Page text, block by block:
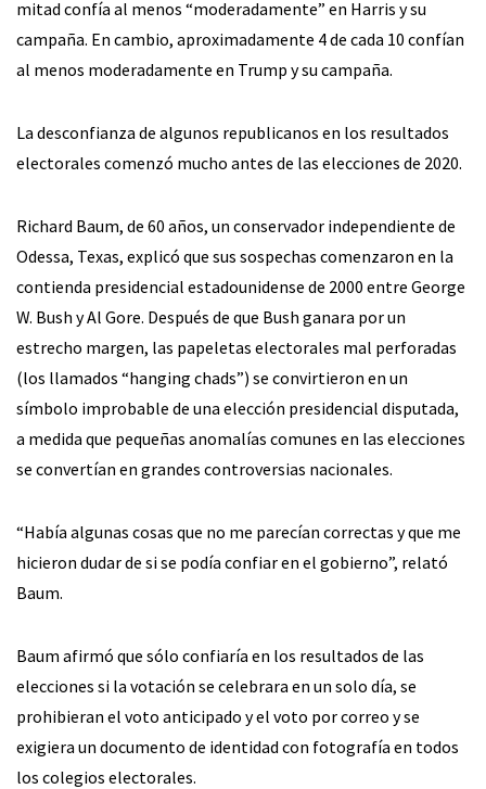
mitad confía al menos “moderadamente” en Harris y su
campaña. En cambio, aproximadamente 4 de cada 10 confían
al menos moderadamente en Trump y su campaña.
La desconfianza de algunos republicanos en los resultados
electorales comenzó mucho antes de las elecciones de 2020.
Richard Baum, de 60 años, un conservador independiente de
Odessa, Texas, explicó que sus sospechas comenzaron en la
contienda presidencial estadounidense de 2000 entre George
W. Bush y Al Gore. Después de que Bush ganara por un
estrecho margen, las papeletas electorales mal perforadas
(los llamados “hanging chads”) se convirtieron en un
símbolo improbable de una elección presidencial disputada,
a medida que pequeñas anomalías comunes en las elecciones
se convertían en grandes controversias nacionales.
“Había algunas cosas que no me parecían correctas y que me
hicieron dudar de si se podía confiar en el gobierno”, relató
Baum.
Baum afirmó que sólo confiaría en los resultados de las
elecciones si la votación se celebrara en un solo día, se
prohibieran el voto anticipado y el voto por correo y se
exigiera un documento de identidad con fotografía en todos
los colegios electorales.